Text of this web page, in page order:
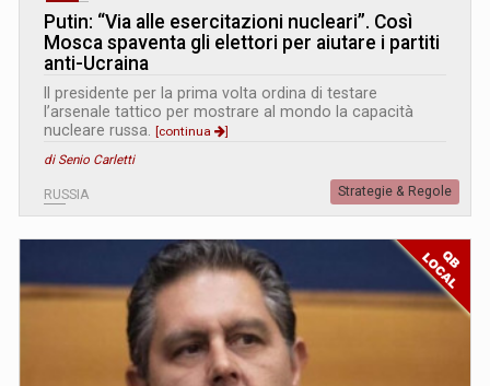
Putin: “Via alle esercitazioni nucleari”. Così
Mosca spaventa gli elettori per aiutare i partiti
anti-Ucraina
Il presidente per la prima volta ordina di testare
l’arsenale tattico per mostrare al mondo la capacità
nucleare russa.
[continua
]
di Senio Carletti
RUSSIA Strategie & Regole